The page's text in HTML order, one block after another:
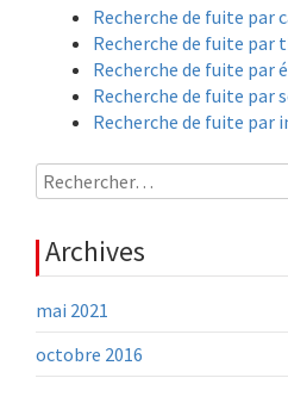
Recherche de fuite par
Recherche de fuite par
Recherche de fuite par
Recherche de fuite par
Recherche de fuite par
Rechercher :
Archives
mai 2021
octobre 2016